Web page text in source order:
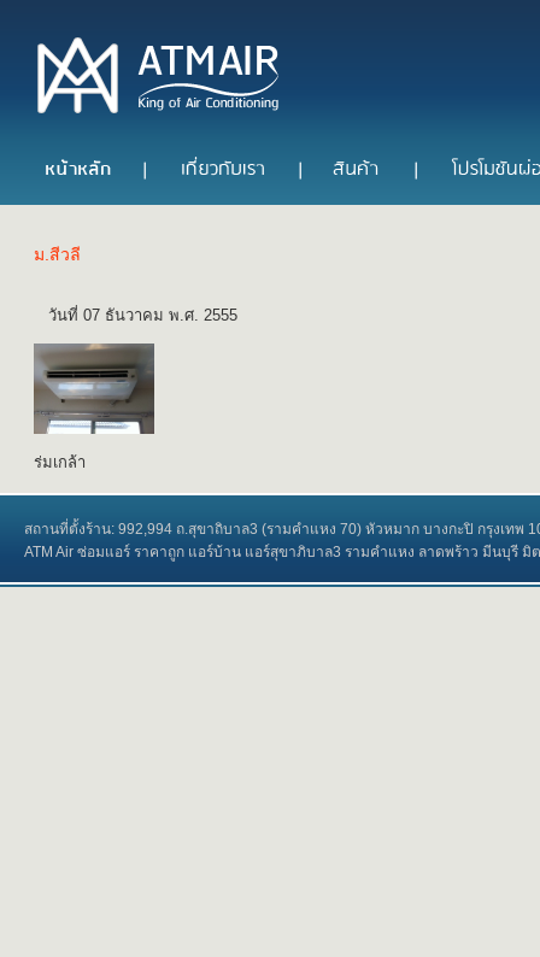
ม.สีวลี
วันที่ 07 ธันวาคม พ.ศ. 2555
ร่มเกล้า
สถานที่ตั้งร้าน: 992,994 ถ.สุขาถิบาล3 (รามคำแหง 70) หัวหมาก บางกะปิ กรุงเทพ
ATM Air ซ่อมแอร์ ราคาถูก แอร์บ้าน แอร์สุขาภิบาล3 รามคำแหง ลาดพร้าว มีนบุรี